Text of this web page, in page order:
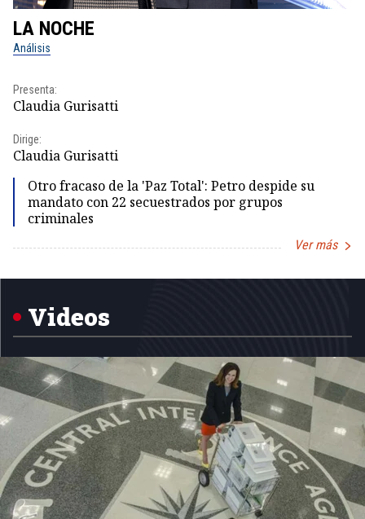
LA NOCHE
Análisis
Presenta:
Claudia Gurisatti
Dirige:
Claudia Gurisatti
Otro fracaso de la 'Paz Total': Petro despide su
mandato con 22 secuestrados por grupos
criminales
Ver más
1
Videos